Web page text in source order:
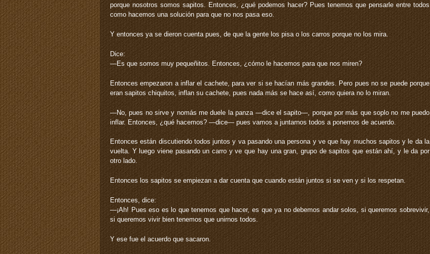
porque nosotros somos sapitos. Entonces, ¿qué podemos hacer? Pues tenemos que pensarle entre todos
como hacemos una solución para que no nos pasa eso.
Y entonces ya se dieron cuenta pues, de que la gente los pisa o los carros porque no los mira.
Dice:
—Es que somos muy pequeñitos. Entonces, ¿cómo le hacemos para que nos miren?
Entonces empezaron a inflar el cachete, para ver si se hacían más grandes. Pero pues no se puede porque
eran sapitos chiquitos, inflan su cachete, pues nada más se hace así, como quiera no lo miran.
—No, pues no sirve y nomás me duele la panza —dice el sapito—, porque por más que soplo no me puedo
inflar. Entonces, ¿qué hacemos? —dice— pues vamos a juntarnos todos a ponernos de acuerdo.
Entonces están discutiendo todos juntos y va pasando una persona y ve que hay muchos sapitos y le da la
vuelta. Y luego viene pasando un carro y ve que hay una gran, grupo de sapitos que están ahí, y le da por
otro lado.
Entonces los sapitos se empiezan a dar cuenta que cuando están juntos si se ven y si los respetan.
Entonces, dice:
—¡Ah! Pues eso es lo que tenemos que hacer, es que ya no debemos andar solos, si queremos sobrevivir,
si queremos vivir bien tenemos que unirnos todos.
Y ese fue el acuerdo que sacaron.